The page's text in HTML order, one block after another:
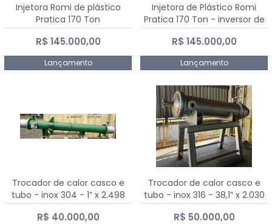
Injetora Romi de plástico
Pratica 170 Ton
R$ 145.000,00
Lançamento
Injetora de Plástico Romi
Pratica 170 Ton - inversor de
frequência NR 12
R$ 145.000,00
Lançamento
Trocador de calor casco e
tubo - inox 304 - 1” x 2.498
mm
R$ 40.000,00
Trocador de calor casco e
tubo - inox 316 - 38,1” x 2.030
mm
R$ 50.000,00